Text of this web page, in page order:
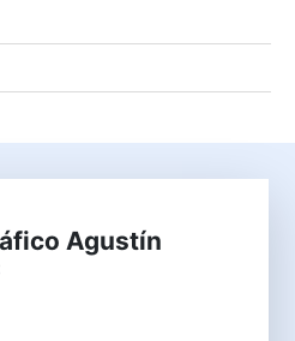
Agustín